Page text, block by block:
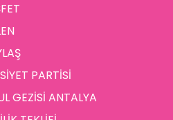
PARTİSİ
GEZİSİ ANTALYA